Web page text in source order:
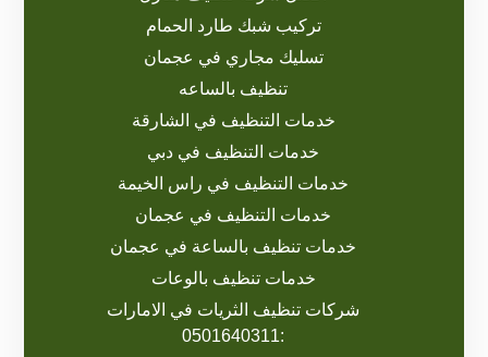
تركيب شبك طارد الحمام
تسليك مجاري في عجمان
تنظيف بالساعه
خدمات التنظيف في الشارقة
خدمات التنظيف في دبي
خدمات التنظيف في راس الخيمة
خدمات التنظيف في عجمان
خدمات تنظيف بالساعة في عجمان
خدمات تنظيف بالوعات
شركات تنظيف الثريات في الامارات
:0501640311